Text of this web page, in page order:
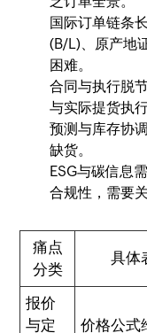
国际订单链条
(B/L)、原产地
困难。
合同与执行脱
与实际提货执
预测与库存协
缺货。
ESG与碳信息
合规性，需要
痛点
分类
具体
报价
与定
价格公式